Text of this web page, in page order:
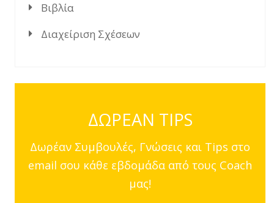
Βιβλία
Διαχείριση Σχέσεων
ΔΩΡΕΑΝ TIPS
Δωρέαν Συμβουλές, Γνώσεις και Tips στο
email σου κάθε εβδομάδα από τους Coach
μας!